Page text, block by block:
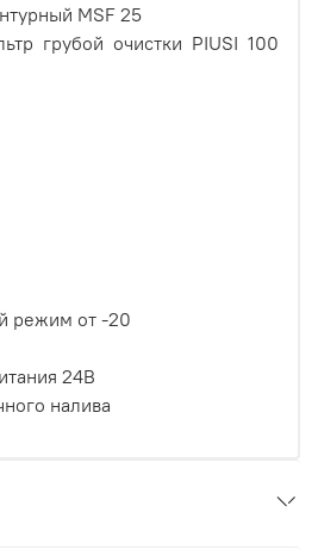
MSF 25
грубой очистки PIUSI 100
режим от -20
24В
налива